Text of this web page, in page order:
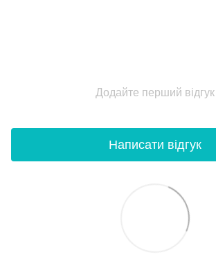
Додайте перший відгук
Написати відгук